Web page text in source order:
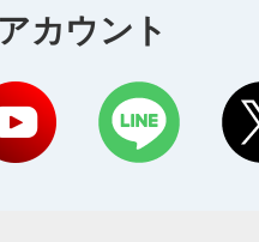
カウント